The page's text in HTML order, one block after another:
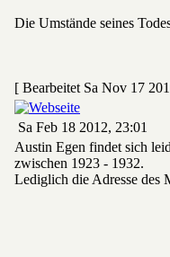
Die Umstände seines
[ Bearbeitet Sa Nov 17
Sa Feb 18 2012, 23:01
Austin Egen findet sich
zwischen 1923 - 1932.
Lediglich die Adresse des